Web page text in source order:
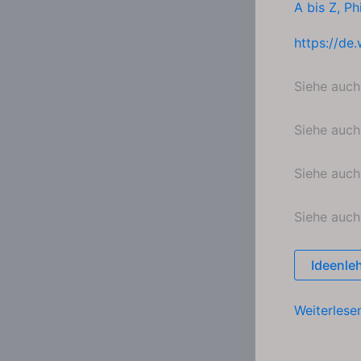
A bis Z,
https://
Siehe auch
Siehe auch
Siehe auch
Siehe auch